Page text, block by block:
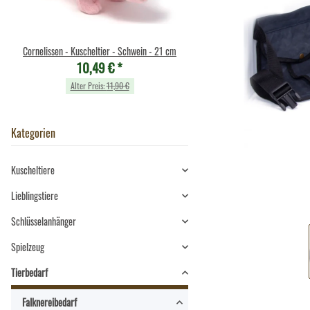
Cornelissen - Kuscheltier - Schwein - 21 cm
10,49 €*
Alter Preis:11,90 €
Plüsch
5,90 €*
Alter Preis:8,90 €
Kategorien
Kuscheltiere
Lieblingstiere
Schlüsselanhänger
Spielzeug
Tierbedarf
Falknereibedarf